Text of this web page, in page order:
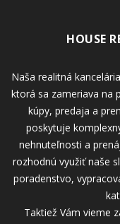
HOUSE
Naša realitná
ktorá sa zameriava na
kúpy, predaja a
poskytuje
nehnuteľnosti a
rozhodnú využiť naše
poradenstvo,
Taktiež Vám vieme